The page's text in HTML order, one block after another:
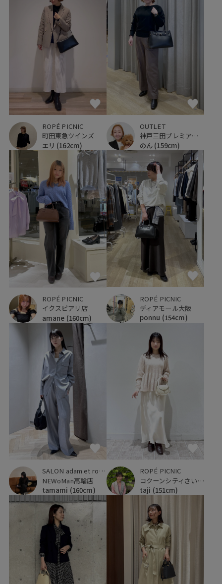
ROPÉ PICNIC
町田東急ツインズ
エリ (162cm)
OUTLET
神戸三田プレミアム・アウトレット
のん (159cm)
ROPÉ PICNIC
イクスピアリ店
amane (160cm)
ROPÉ PICNIC
ディアモール大阪
ponnu (154cm)
SALON adam et ropé
NEWoMan高輪店
tamami (160cm)
ROPÉ PICNIC
コクーンシティさいたま新都心
taji (151cm)